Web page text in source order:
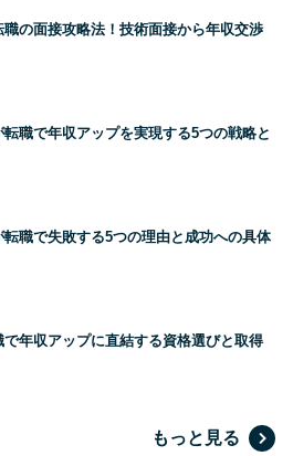
職の面接攻略法！技術面接から年収交渉
転職で年収アップを実現する5つの戦略と
転職で失敗する5つの理由と成功への具体
で年収アップに直結する資格選びと取得
もっと見る